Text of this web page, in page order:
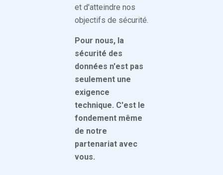
et d'atteindre nos
objectifs de sécurité.
Pour nous, la
sécurité des
données n'est pas
seulement une
exigence
technique. C'est le
fondement même
de notre
partenariat avec
vous.